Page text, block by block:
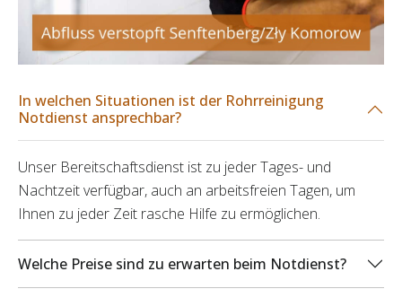
In welchen Situationen ist der Rohrreinigung
Notdienst ansprechbar?
Unser Bereitschaftsdienst ist zu jeder Tages- und
Nachtzeit verfügbar, auch an arbeitsfreien Tagen, um
Ihnen zu jeder Zeit rasche Hilfe zu ermöglichen.
Welche Preise sind zu erwarten beim Notdienst?